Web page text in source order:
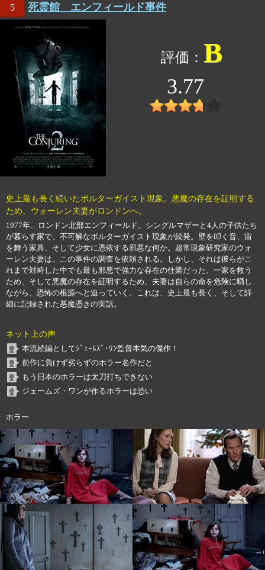
5 死霊館 エンフィールド事件
B
3.77
史上最も長く続いたポルターガイスト現象。悪魔の存在を証明する
ため、ウォーレン夫妻がロンドンへ。
1977年、ロンドン北部エンフィールド。シングルマザーと4人の子供たち
が暮らす家で、不可解なポルターガイスト現象が続発。壁を叩く音、宙
を舞う家具、そして少女に憑依する邪悪な何か。超常現象研究家のウォ
ーレン夫妻は、この事件の調査を依頼される。しかし、それは彼らがこ
れまで対峙した中でも最も邪悪で強力な存在の仕業だった。一家を救う
ため、そして悪魔の存在を証明するため、夫妻は自らの命を危険に晒し
ながら、恐怖の根源へと迫っていく。これは、史上最も長く、そして詳
細に記録された悪魔憑きの実話。
ネット上の声
本流続編としてｼﾞｪｰﾑｽﾞ･ﾜﾝ監督本気の傑作！
前作に負けず劣らずのホラー名作だと
もう日本のホラーは太刀打ちできない
ジェームズ・ワンが作るホラーは恐い
ホラー